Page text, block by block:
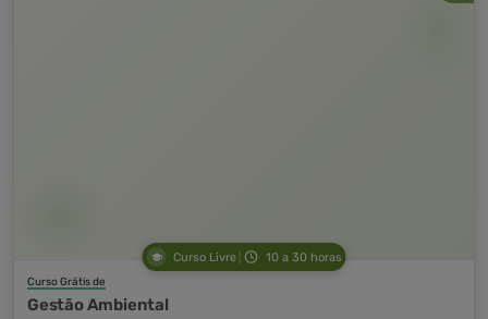
Curso Livre 10 a 30 horas
Curso Grátis de
Gestão Ambiental